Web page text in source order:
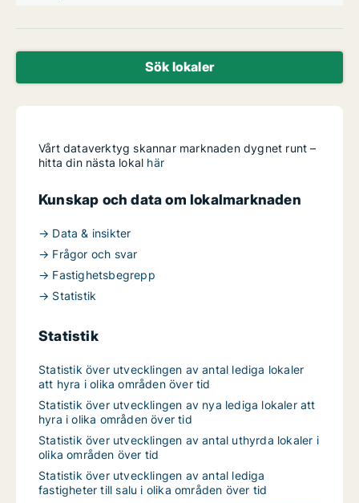
Sök lokaler
Vårt dataverktyg skannar marknaden dygnet runt –
hitta din nästa lokal här
Kunskap och data om lokalmarknaden
→ Data & insikter
→ Frågor och svar
→ Fastighetsbegrepp
→ Statistik
Statistik
Statistik över utvecklingen av antal lediga lokaler
att hyra i olika områden över tid
Statistik över utvecklingen av nya lediga lokaler att
hyra i olika områden över tid
Statistik över utvecklingen av antal uthyrda lokaler i
olika områden över tid
Statistik över utvecklingen av antal lediga
fastigheter till salu i olika områden över tid